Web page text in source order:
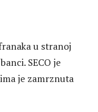
u stranoj
SECO je
je zamrznuta